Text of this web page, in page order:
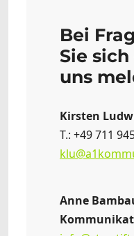
Bei
Sie
uns
Kirsten
T.: +49 711
Anne